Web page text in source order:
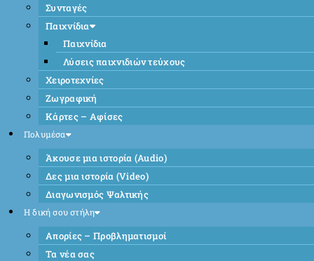
Συνταγές
Παιχνίδια
Παιχνίδια
Λύσεις παιχνιδιών τεύχους
Χειροτεχνίες
Ζωγραφική
Κάρτες – Αφίσες
Πολυμέσα
Άκουσε μια ιστορία (Audio)
Δες μια ιστορία (Video)
Διαγωνισμός Ψαλτικής
Η δική σου στήλη
Απορίες – Προβληματισμοί
Τα νέα σας